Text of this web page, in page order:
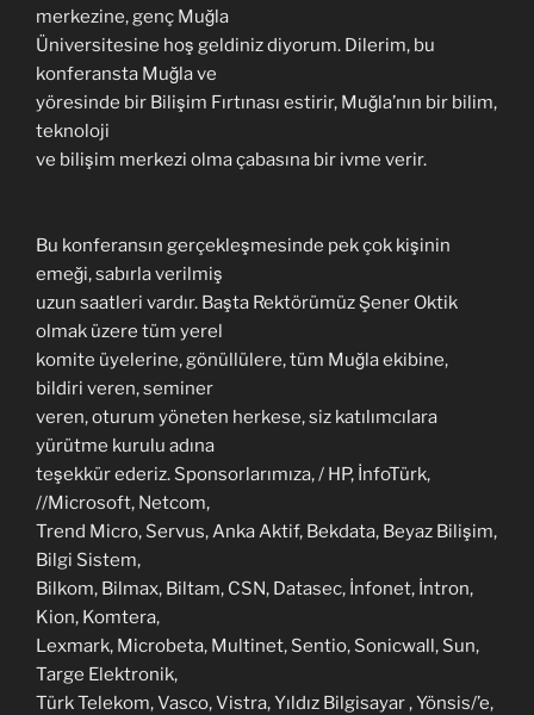
merkezine, genç Muğla
Üniversitesine hoş geldiniz diyorum. Dilerim, bu
konferansta Muğla ve
yöresinde bir Bilişim Fırtınası estirir, Muğla’nın bir bilim,
teknoloji
ve bilişim merkezi olma çabasına bir ivme verir.
Bu konferansın gerçekleşmesinde pek çok kişinin
emeği, sabırla verilmiş
uzun saatleri vardır. Başta Rektörümüz Şener Oktik
olmak üzere tüm yerel
komite üyelerine, gönüllülere, tüm Muğla ekibine,
bildiri veren, seminer
veren, oturum yöneten herkese, siz katılımcılara
yürütme kurulu adına
teşekkür ederiz. Sponsorlarımıza, / HP, İnfoTürk,
//Microsoft, Netcom,
Trend Micro, Servus, Anka Aktif, Bekdata, Beyaz Bilişim,
Bilgi Sistem,
Bilkom, Bilmax, Biltam, CSN, Datasec, İnfonet, İntron,
Kion, Komtera,
Lexmark, Microbeta, Multinet, Sentio, Sonicwall, Sun,
Targe Elektronik,
Türk Telekom, Vasco, Vistra, Yıldız Bilgisayar , Yönsis/’e,